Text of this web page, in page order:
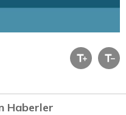
Haberler